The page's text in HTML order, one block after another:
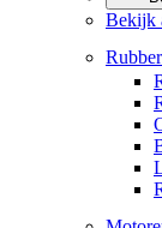
Bekijk